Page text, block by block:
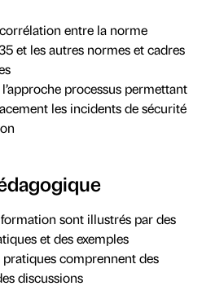
entre la norme
et les autres normes et cadres
processus permettant
les incidents de sécurité
sont illustrés par des
et des exemples
pratiques comprennent des
discussions